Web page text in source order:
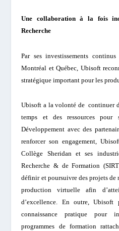
Une collaboration à la fois
Recherche
Par ses investissements
Montréal et Québec, Ubisoft
stratégique important pour les
Ubisoft a la volonté de continuer
temps et des ressources
Développement avec des
renforcer son engagement,
Collège Sheridan et ses
Recherche & de Formation
définir et poursuivre des projets de
production virtuelle afin
d’excellence. En outre, Ubisoft
connaissance pratique pour
programmes de formation